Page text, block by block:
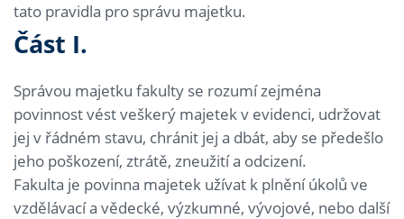
tato pravidla pro správu majetku.
Část I.
Správou majetku fakulty se rozumí zejména
povinnost vést veškerý majetek v evidenci, udržovat
jej v řádném stavu, chránit jej a dbát, aby se předešlo
jeho poškození, ztrátě, zneužití a odcizení.
Fakulta je povinna majetek užívat k plnění úkolů ve
vzdělávací a vědecké, výzkumné, vývojové, nebo další